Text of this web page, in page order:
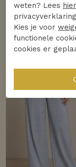
weten? Lees hier
Kies je voor
functionele
cookies er